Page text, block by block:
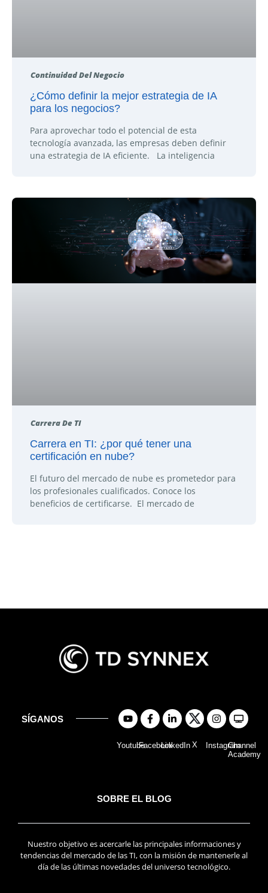
Continuidad Del Negocio
¿Cómo definir la mejor estrategia de IA
para los negocios?
Para aprovechar todo el potencial de esta
tecnología avanzada, las empresas deben definir
una estrategia de IA eficiente. La inteligencia
Carrera De TI
Carrera en TI: ¿por qué tener una
certificación en nube?
El futuro del mercado de nube es prometedor para
los profesionales cualificados. Conoce los
beneficios de certificarse. El mercado de
SÍGANOS
YoutubeFacebookLinkedIn X InstagramChannel
Academy
SOBRE EL BLOG
Nuestro objetivo es acercarle las principales informaciones y
tendencias del mercado de las TI, con la misión de mantenerle al
día de las últimas novedades del universo tecnológico.